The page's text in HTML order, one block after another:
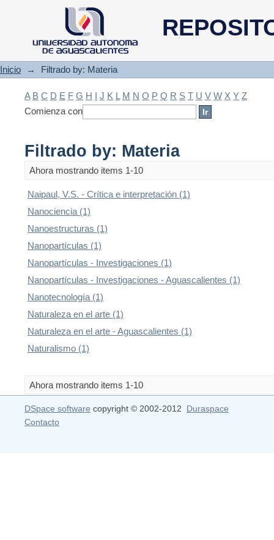
Filtrado by: Materia
Inicio → Filtrado by: Materia
A B C D E F G H I J K L M N O P Q R S T U V W X Y Z
Comienza con
Filtrado by: Materia
Ahora mostrando items 1-10
Naipaul, V.S. - Crítica e interpretación (1)
Nanociencia (1)
Nanoestructuras (1)
Nanopartículas (1)
Nanopartículas - Investigaciones (1)
Nanopartículas - Investigaciones - Aguascalientes (1)
Nanotecnología (1)
Naturaleza en el arte (1)
Naturaleza en el arte - Aguascalientes (1)
Naturalismo (1)
Ahora mostrando items 1-10
DSpace software copyright © 2002-2012 Duraspace
Contacto